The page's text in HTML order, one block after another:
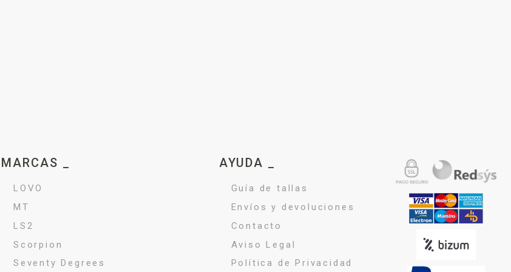
MARCAS _
LOVO
MT
LS2
Scorpion
Seventy Degrees
AYUDA _
Guía de tallas
Envíos y devoluciones
Contacto
Aviso Legal
Política de Privacidad